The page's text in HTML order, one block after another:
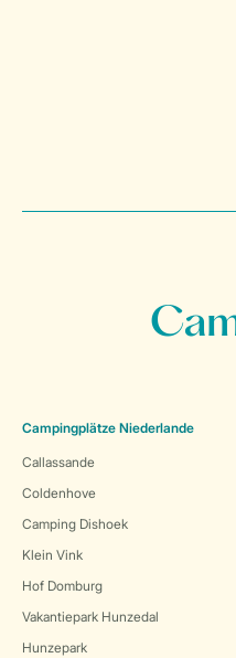
Campingplätze Niederlande
Callassande
Coldenhove
Camping Dishoek
Klein Vink
Hof Domburg
Vakantiepark Hunzedal
Hunzepark